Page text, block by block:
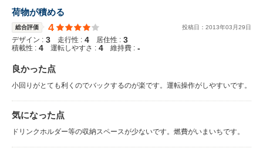
荷物が積める
総合評価 4 投稿日： 2013年03 月29日
デザイン : 3 走行性 : 4 居住性 : 3
積載性 : 4 運転しやすさ : 4 維持費 : -
良かった点
小回りがとても利くのでバックするのが楽です。運転操作がしやすいです。
気になった点
ドリンクホルダー等の収納スペースが少ないです。燃費がいまいちです。